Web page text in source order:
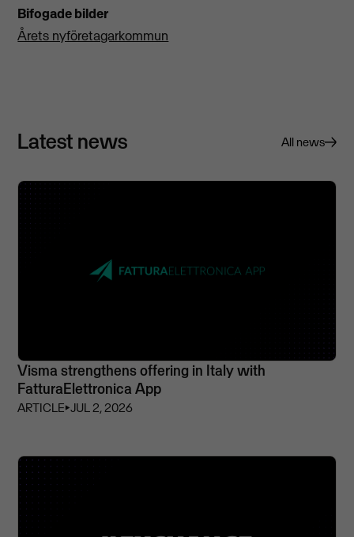
Bifogade bilder
Årets nyföretagarkommun
Latest news All news
Visma strengthens offering in Italy with
FatturaElettronica App
ARTICLE⏵JUL 2, 2026